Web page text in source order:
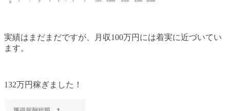
実績はまだまだですが、月収100万円には着実に近づいてい
ます。
132万円稼ぎました！